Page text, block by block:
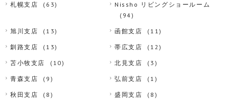
札幌支店 (63)
Nissho リビングショールーム
(94)
旭川支店 (13) 函館支店 (11)
釧路支店 (13) 帯広支店 (12)
苫小牧支店 (10) 北見支店 (3)
青森支店 (9) 弘前支店 (1)
秋田支店 (8) 盛岡支店 (8)